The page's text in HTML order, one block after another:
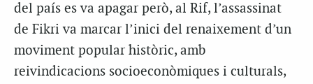
del país es va apagar però, al Rif, l’assassinat
de Fikri va marcar l’inici del renaixement d’un
moviment popular històric, amb
reivindicacions socioeconòmiques i culturals,